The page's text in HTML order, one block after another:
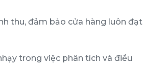
thu, đảm bảo cửa hàng luôn đạt
trong việc phân tích và điều